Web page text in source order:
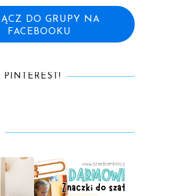
DO GRUPY NA
FACEBOOKU
PINTEREST!